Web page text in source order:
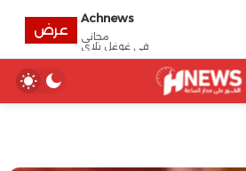
Achnews
مجانى
في غوغل بلاي
عرض